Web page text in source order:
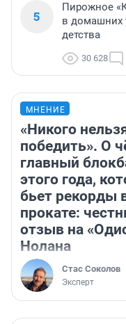
5
Пирожное
в домашних
детства
30 628
МНЕНИЕ
«Никого
победить». О
главный
этого года,
бьет рекорды
прокате:
отзыв на
Нолана
Стас Соколов
Эксперт